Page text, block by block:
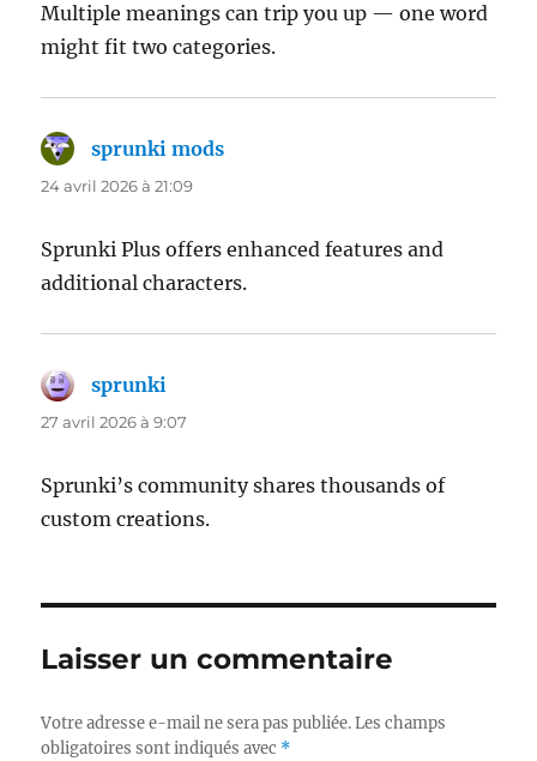
Multiple meanings can trip you up — one word
might fit two categories.
sprunki mods
24 avril 2026 à 21:09
Sprunki Plus offers enhanced features and
additional characters.
sprunki
27 avril 2026 à 9:07
Sprunki’s community shares thousands of
custom creations.
Laisser un commentaire
Votre adresse e-mail ne sera pas publiée. Les champs
obligatoires sont indiqués avec *